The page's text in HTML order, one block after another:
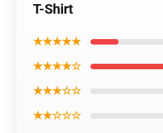
T-Shirt
★★★★★
★★★★☆
★★★☆☆
★★☆☆☆